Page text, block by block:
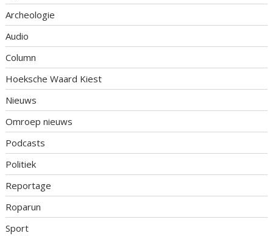
Archeologie
Audio
Column
Hoeksche Waard Kiest
Nieuws
Omroep nieuws
Podcasts
Politiek
Reportage
Roparun
Sport